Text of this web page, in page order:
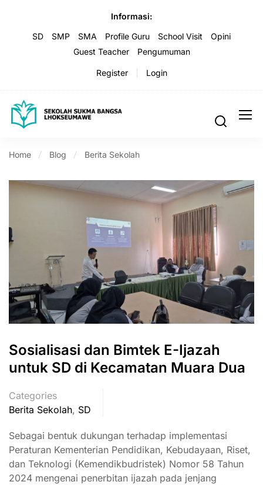
Informasi:
SD
SMP SMA Profile Guru School Visit
Opini
Guest Teacher
Pengumuman
Register Login
Home Blog Berita Sekolah
Sosialisasi dan Bimtek E-Ijazah
untuk SD di Kecamatan Muara Dua
Categories
Berita Sekolah, SD
Sebagai bentuk dukungan terhadap implementasi
Peraturan Kementerian Pendidikan, Kebudayaan, Riset,
dan Teknologi (Kemendikbudristek) Nomor 58 Tahun
2024 mengenai penerbitan ijazah pada jenjang